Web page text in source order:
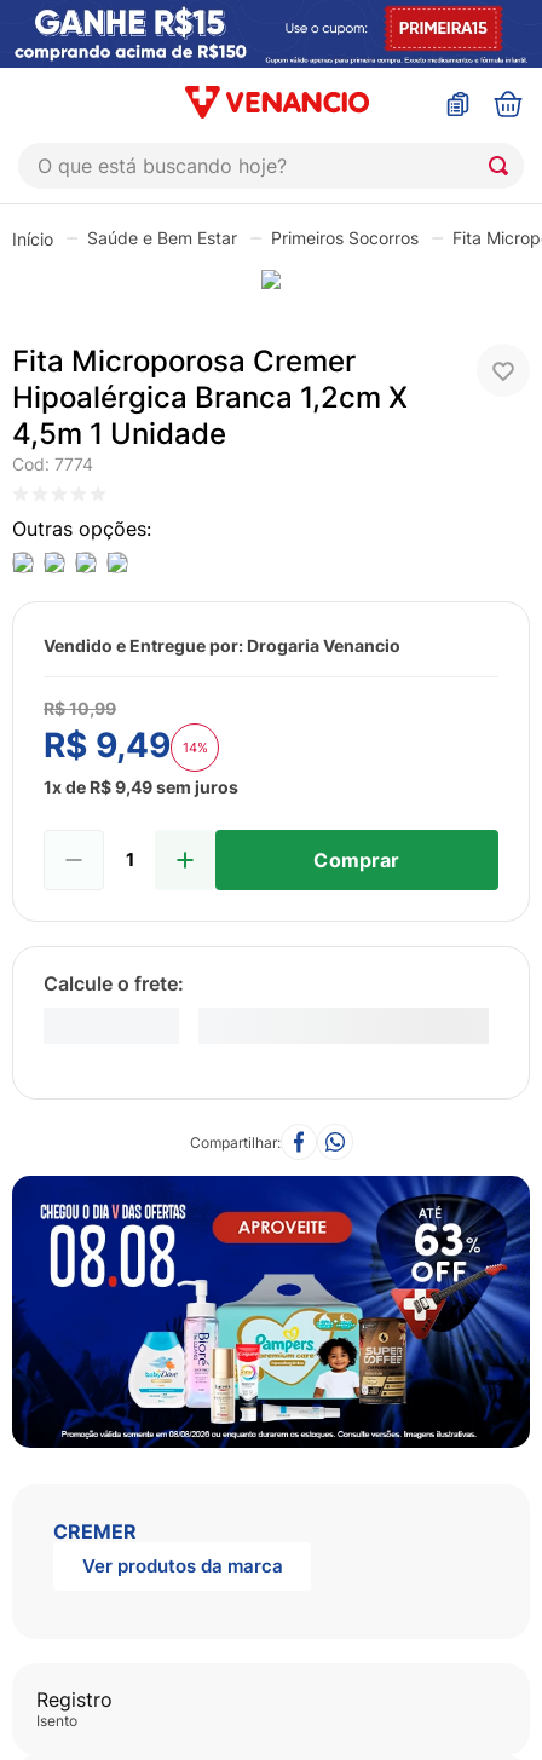
O que está buscando hoje?
Saúde e Bem Estar Primeiros Socorros Fita
Fita Microporosa Cremer
Hipoalérgica Branca 1,2cm X
4,5m 1 Unidade
Cod: 7774
Vendido e Entregue por: Drogaria Venancio
R$10,99
R$ 9,49 14%
1x de R$9,49sem juros
Comprar
Compartilhar
CREMER
Ver produtos da marca
Registro
isento
1º
sinustrat
4 º
shampoo
º
admuc